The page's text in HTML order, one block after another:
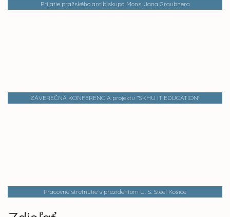
Prijatie pražského arcibiskupa Mons. Jana Graubnera
ZÁVEREČNÁ KONFERENCIA projektu "SKHU IT EDUCATION"
Pracovné stretnutie s prezidentom U. S. Steel Košice